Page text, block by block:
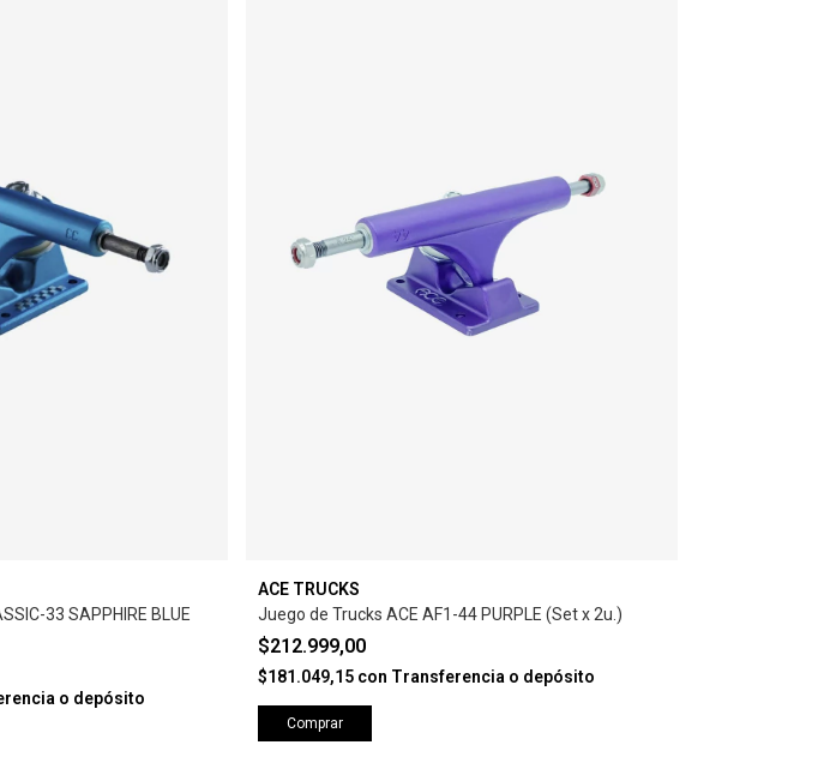
33 SAPPHIRE BLUE
o depósito
ACE TRUCKS
Juego de Trucks ACE AF1-44 PURPLE (Set x 2u.)
$212.999,00
$181.049,15 con Transferencia o depósito
Comprar